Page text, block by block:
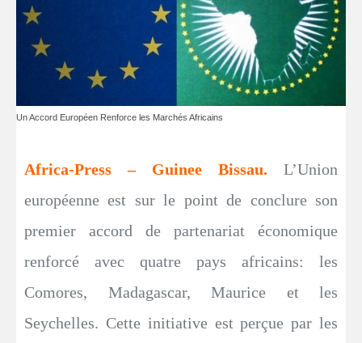
Un Accord Européen Renforce les Marchés Africains
Africa-Press – Guinee Bissau. L’Union
européenne est sur le point de conclure son
premier accord de partenariat économique
renforcé avec quatre pays africains: les
Comores, Madagascar, Maurice et les
Seychelles. Cette initiative est perçue par les